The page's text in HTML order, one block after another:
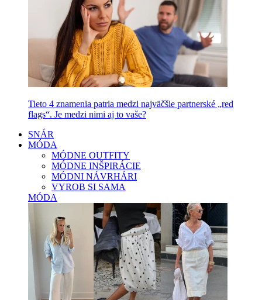
Tieto 4 znamenia patria medzi najväčšie partnerské „red
flags“. Je medzi nimi aj to vaše?
SNÁR
MÓDA
MÓDNE OUTFITY
MÓDNE INŠPIRÁCIE
MÓDNI NÁVRHÁRI
VYROB SI SAMA
MÓDA